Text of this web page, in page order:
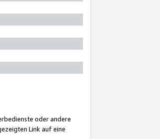
oder andere
Link auf eine